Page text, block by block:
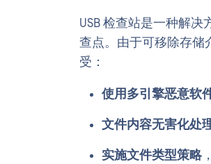
USB 检查站是一种解
查点。由于可移除存储
受：
使用多引擎恶意软
文件内容无害化处
实施文件类型策略